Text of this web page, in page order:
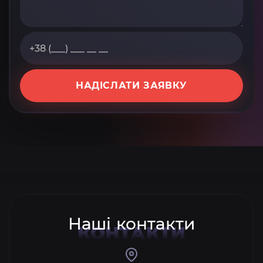
НАДІСЛАТИ ЗАЯВКУ
Наші контакти
КОНТАКТИ